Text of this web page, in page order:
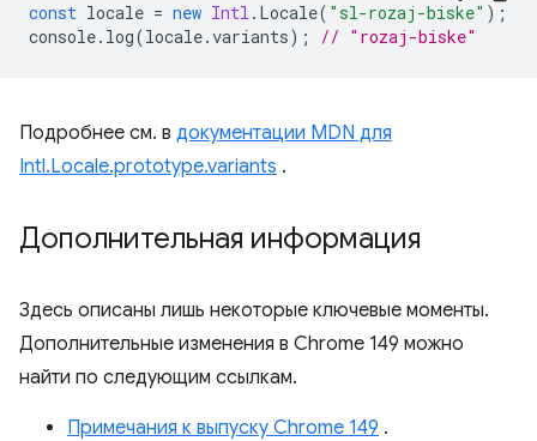
const locale = new Intl . Locale( "sl-rozaj-biske" );
console. log(locale.variants); // "rozaj-biske"
Подробнее см. в документации MDN для
Intl.Locale.prototype.variants .
Дополнительная информация
Здесь описаны лишь некоторые ключевые моменты.
Дополнительные изменения в Chrome 149 можно
найти по следующим ссылкам.
Примечания к выпуску Chrome 149 .